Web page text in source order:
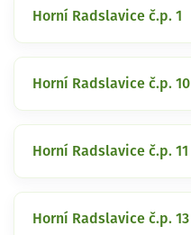
Horní Radslavice č.p. 1
Horní Radslavice č.p. 10
Horní Radslavice č.p. 11
Horní Radslavice č.p. 13